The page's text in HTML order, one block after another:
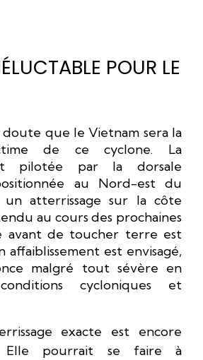
POUR LE
que le Vietnam sera la
de ce cyclone. La
pilotée par la dorsale
au Nord-est du
un atterrissage sur la côte
au cours des prochaines
avant de toucher terre est
affaiblissement est envisagé,
malgré tout sévère en
cycloniques et
exacte est encore
Elle pourrait se faire à